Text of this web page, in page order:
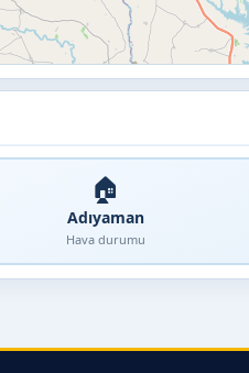
🏠
Adıyaman
Hava durumu